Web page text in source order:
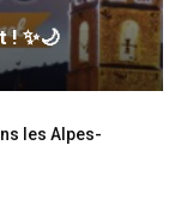
! ✨🌙
les Alpes-